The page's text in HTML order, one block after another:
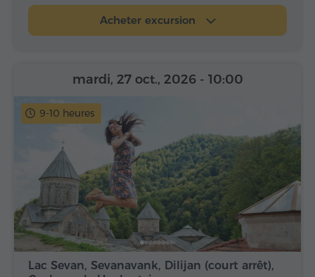
Acheter excursion
9-10 heures
Lac Sevan, Sevanavank, Dilijan (court arrêt),
mardi, 27 oct., 2026 - 10:00